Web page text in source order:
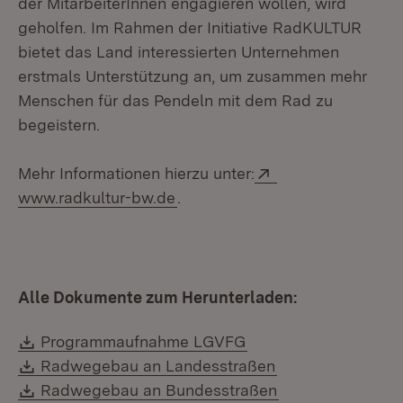
geholfen. Im Rahmen der Initiative RadKULTUR
bietet das Land interessierten Unternehmen
erstmals Unterstützung an, um zusammen mehr
Menschen für das Pendeln mit dem Rad zu
begeistern.
Mehr Informationen hierzu unter:
www.radkultur-bw.de
Alle Dokumente zum Herunterladen:
Download:
Programmaufnahme LGVFG
Download:
Radwegebau an Landesstraßen
Download:
Radwegebau an Bundesstraßen